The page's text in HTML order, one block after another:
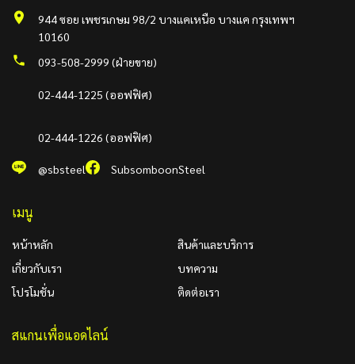
944 ซอย เพชรเกษม 98/2 บางแคเหนือ บางแค กรุงเทพฯ
10160
093-508-2999 (ฝ่ายขาย)
02-444-1225 (ออฟฟิศ)
02-444-1226 (ออฟฟิศ)
@sbsteel SubsomboonSteel
เมนู
หน้าหลัก
เกี่ยวกับเรา
โปรโมชั่น
สินค้าและบริการ
บทความ
ติดต่อเรา
สแกนเพื่อแอดไลน์